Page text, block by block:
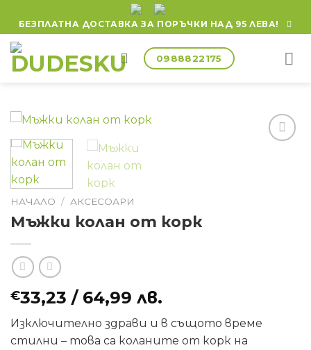
БЕЗПЛАТНА ДОСТАВКА ЗА ПОРЪЧКИ НАД 95 ЛЕВА!
0988822175
НАЧАЛО / АКСЕСОАРИ
Мъжки колан от корк
€33,23 / 64,99 лв.
Изключително здрави и в същото време
стилни – това са коланите от корк на